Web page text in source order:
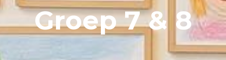
Groep 7 & 8